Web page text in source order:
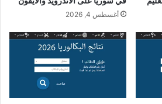
أغسطس 4, 2026